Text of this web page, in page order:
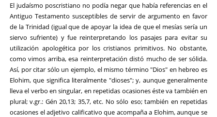
El judaísmo poscristiano no podía negar que había referencias en el
Antiguo Testamento susceptibles de servir de argumento en favor
de la Trinidad (igual que de apoyar la idea de que el mesías sería un
siervo sufriente) y fue reinterpretando los pasajes para evitar su
utilización apologética por los cristianos primitivos. No obstante,
como vimos arriba, esa reinterpretación distó mucho de ser sólida.
Así, por citar sólo un ejemplo, el mismo término "Dios" en hebreo es
Elohim, que significa literalmente "dioses"; y, aunque generalmente
lleva el verbo en singular, en repetidas ocasiones éste va también en
plural; v.gr.: Gén 20,13; 35,7, etc. No sólo eso; también en repetidas
ocasiones el adjetivo calificativo que acompaña a Elohim, aunque se